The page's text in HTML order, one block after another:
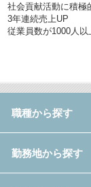
社会貢献活動に積極
3年連続売上UP
従業員数が1000人以
職種から探す
勤務地から探す